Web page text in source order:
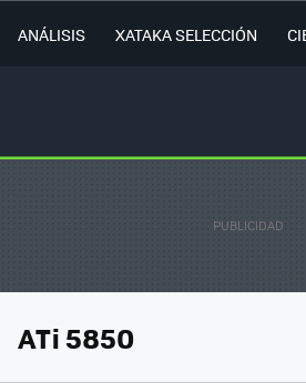
ANÁLISIS XATAKA SELECCIÓN
ATi 5850